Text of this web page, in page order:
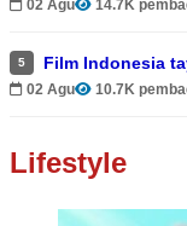
02 Agu 14.7K
5 Film Indonesia
02 Agu 10.7K
Lifestyle